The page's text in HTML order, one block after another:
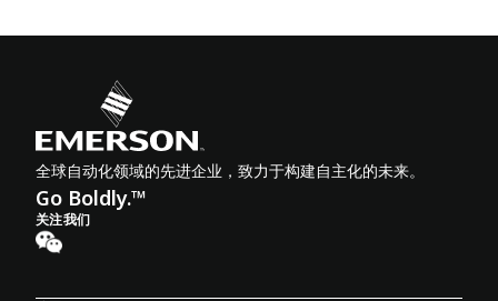
全球自动化领域的先进企业，致力于构建自主化的未来。
Go Boldly.™
关注我们